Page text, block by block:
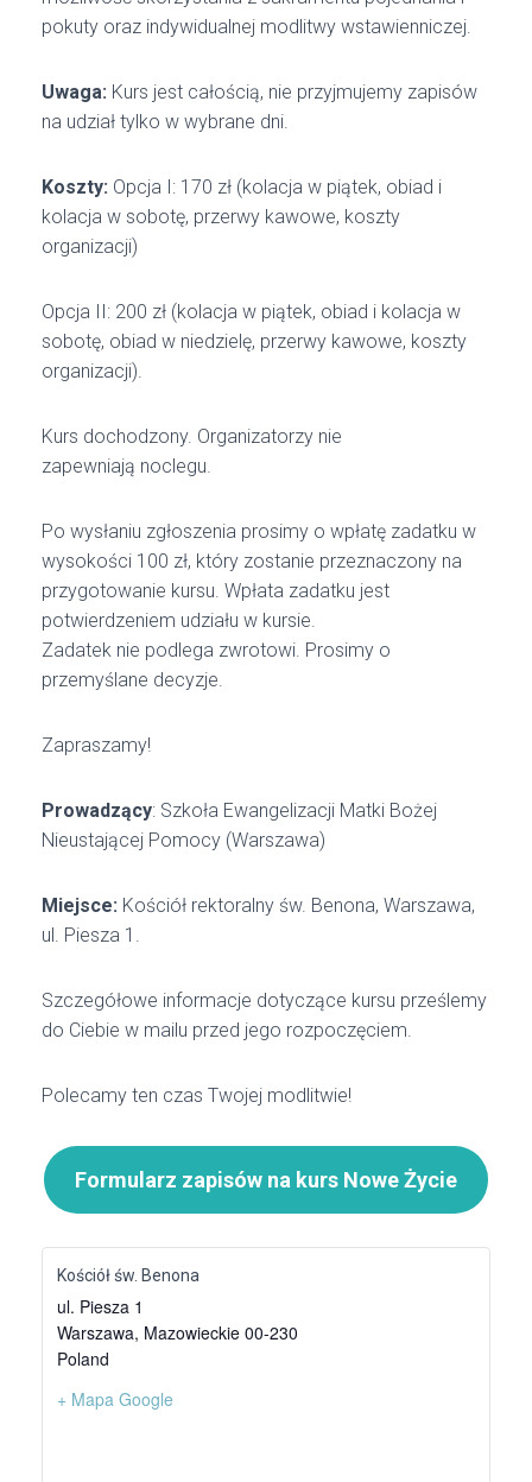
pokuty oraz indywidualnej modlitwy wstawienniczej.
Uwaga: Kurs jest całością, nie przyjmujemy zapisów
na udział tylko w wybrane dni.
Koszty: Opcja I: 170 zł (kolacja w piątek, obiad i
kolacja w sobotę, przerwy kawowe, koszty
organizacji)
Opcja II: 200 zł (kolacja w piątek, obiad i kolacja w
sobotę, obiad w niedzielę, przerwy kawowe, koszty
organizacji).
Kurs dochodzony. Organizatorzy nie
zapewniają noclegu.
Po wysłaniu zgłoszenia prosimy o wpłatę zadatku w
wysokości 100 zł, który zostanie przeznaczony na
przygotowanie kursu. Wpłata zadatku jest
potwierdzeniem udziału w kursie.
Zadatek nie podlega zwrotowi. Prosimy o
przemyślane decyzje.
Zapraszamy!
Prowadzący: Szkoła Ewangelizacji Matki Bożej
Nieustającej Pomocy (Warszawa)
Miejsce: Kościół rektoralny św. Benona, Warszawa,
ul. Piesza 1.
Szczegółowe informacje dotyczące kursu prześlemy
do Ciebie w mailu przed jego rozpoczęciem.
Polecamy ten czas Twojej modlitwie!
Formularz zapisów na kurs Nowe Życie
Kościół św. Benona
ul. Piesza 1
Warszawa, Mazowieckie 00-230
Poland
+ Mapa Google